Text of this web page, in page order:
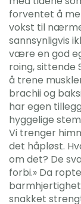
forventet å
vokst til
sannsynligvis
være en god
roing, sittende
å trene
brachii og
har egen
hyggelige
Vi trenger
det håpløst.
om det? De
forbi.» Da
snakket